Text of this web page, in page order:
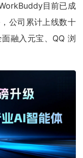
目前已成
公司累计上线数十
融入元宝、QQ 浏